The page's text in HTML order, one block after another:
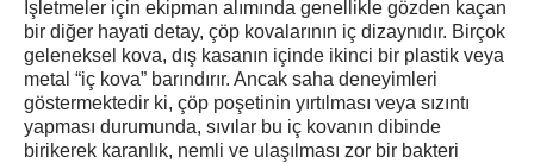
İşletmeler için ekipman alımında genellikle gözden kaçan
bir diğer hayati detay, çöp kovalarının iç dizaynıdır. Birçok
geleneksel kova, dış kasanın içinde ikinci bir plastik veya
metal “iç kova” barındırır. Ancak saha deneyimleri
göstermektedir ki, çöp poşetinin yırtılması veya sızıntı
yapması durumunda, sıvılar bu iç kovanın dibinde
birikerek karanlık, nemli ve ulaşılması zor bir bakteri